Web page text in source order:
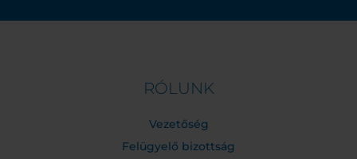
RÓLUNK
Vezetőség
Felügyelő bizottság